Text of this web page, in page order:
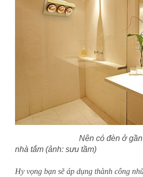
Nên có đèn ở gần
nhà tắm (ảnh: sưu tầm)
Hy vọng bạn sẽ áp dụng thành công